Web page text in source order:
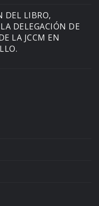
DEL LIBRO,
DELEGACIÓN DE
LA JCCM EN